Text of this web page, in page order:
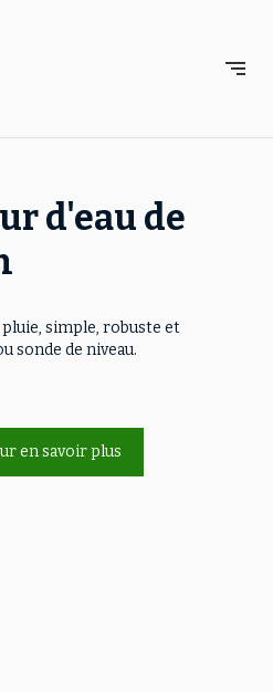
d'eau de
pluie, simple, robuste et
sonde de niveau.
en savoir plus